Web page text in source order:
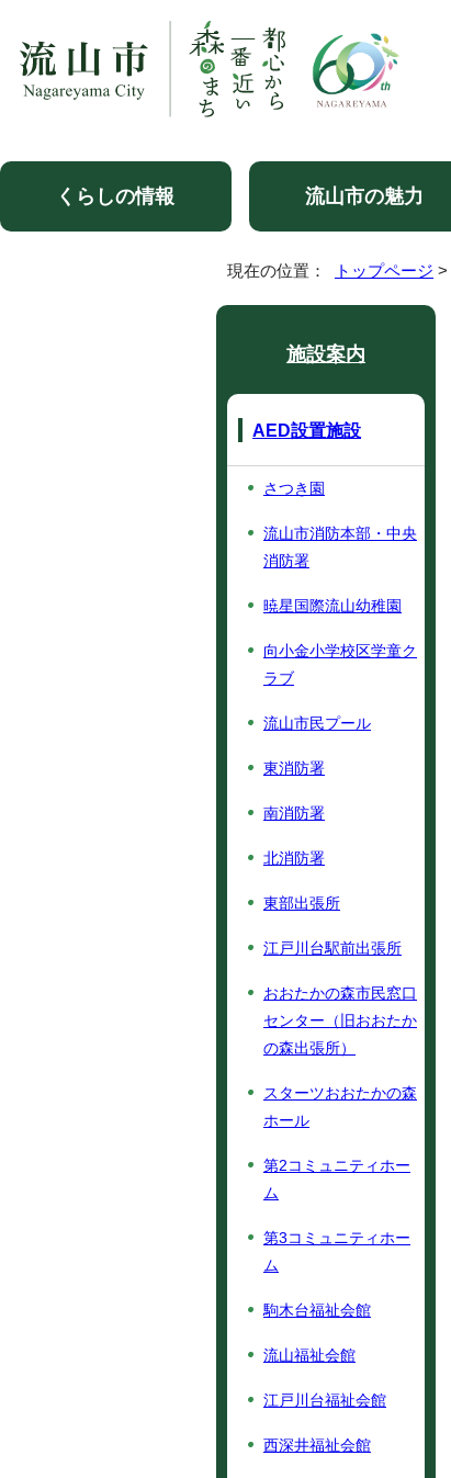
くらしの情報 流山市の魅力
現在の位置： トップページ >
施設案内
AED設置施設
さつき園
流山市消防本部・中央
消防署
暁星国際流山幼稚園
向小金小学校区学童ク
ラブ
流山市民プール
東消防署
南消防署
北消防署
東部出張所
江戸川台駅前出張所
おおたかの森市民窓口
センター（旧おおたか
の森出張所）
スターツおおたかの森
ホール
第2コミュニティホー
ム
第3コミュニティホー
ム
駒木台福祉会館
流山福祉会館
江戸川台福祉会館
西深井福祉会館